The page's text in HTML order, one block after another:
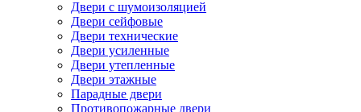
Двери с шумоизоляцией
Двери сейфовые
Двери технические
Двери усиленные
Двери утепленные
Двери этажные
Парадные двери
Противопожарные двери